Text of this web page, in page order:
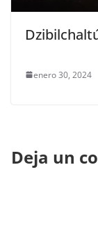
enero 30, 2024
Deja un